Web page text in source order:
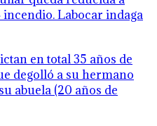
Labocar indaga
en total 35 años de
degolló a su hermano
abuela (20 años de